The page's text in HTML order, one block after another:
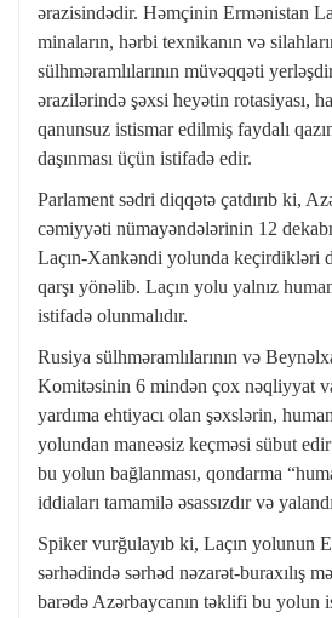
ərazisindədir. Həmçinin Ermənistan
minaların, hərbi texnikanın və
sülhməramlılarının müvəqqəti
ərazilərində şəxsi heyətin rotasiyası,
qanunsuz istismar edilmiş faydalı
daşınması üçün istifadə edir.
Parlament sədri diqqətə çatdırıb ki,
cəmiyyəti nümayəndələrinin 12
Laçın-Xankəndi yolunda keçirdikləri
qarşı yönəlib. Laçın yolu yalnız
istifadə olunmalıdır.
Rusiya sülhməramlılarının və
Komitəsinin 6 mindən çox nəqliyyat
yardıma ehtiyacı olan şəxslərin,
yolundan maneəsiz keçməsi sübut
bu yolun bağlanması, qondarma
iddiaları tamamilə əsassızdır və
Spiker vurğulayıb ki, Laçın yolunun
sərhədində sərhəd nəzarət-buraxılış
barədə Azərbaycanın təklifi bu yolun